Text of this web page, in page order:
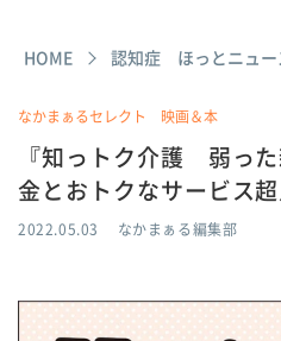
HOME 認知症 ほっとニュー
なかまぁるセレクト 映画＆本
『知っトク介護 弱っ
金とおトクなサービス超
2022.05.03 なかまぁる編集部